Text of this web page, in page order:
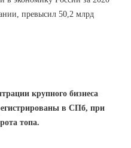
превысил 50,2 млрд
крупного бизнеса
в СПб, при
топа.